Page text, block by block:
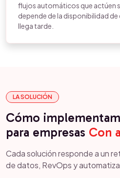
flujos automáticos que actúen
depende de la disponibilidad
llega tarde.
LA SOLUCIÓN
Cómo
para empresas Con
Cada solución responde a un
de datos, RevOps y